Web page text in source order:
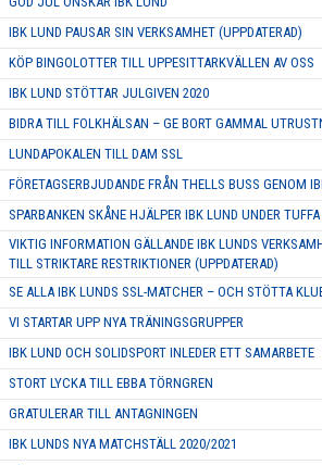
IBK LUND PAUSAR SIN VERKSAMHET (UPPDATERAD)
KÖP BINGOLOTTER TILL UPPESITTARKVÄLLEN AV OSS
IBK LUND STÖTTAR JULGIVEN 2020
BIDRA TILL FOLKHÄLSAN – GE BORT GAMMAL
LUNDAPOKALEN TILL DAM SSL
FÖRETAGSERBJUDANDE FRÅN THELLS BUSS GENOM
SPARBANKEN SKÅNE HJÄLPER IBK LUND UNDER TUFFA
VIKTIG INFORMATION GÄLLANDE IBK LUNDS
TILL STRIKTARE RESTRIKTIONER (UPPDATERAD)
SE ALLA IBK LUNDS SSL-MATCHER – OCH STÖTTA
VI STARTAR UPP NYA TRÄNINGSGRUPPER
IBK LUND OCH SOLIDSPORT INLEDER ETT SAMARBETE
STORT LYCKA TILL EBBA TÖRNGREN
GRATULERAR TILL ANTAGNINGEN
IBK LUNDS NYA MATCHSTÄLL 2020/2021